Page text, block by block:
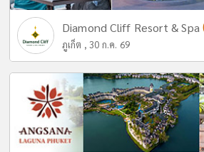
Diamond Cliff Resort & Spa
ภูเก็ต , 30 ก.ค. 69